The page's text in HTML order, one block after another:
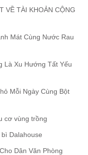
VỀ TÀI KHOẢN CỘNG
Mát Cùng Nước Rau
Là Xu Hướng Tất Yếu
Mỗi Ngày Cùng Bột
cơ vùng trồng
Dalahouse
Dân Văn Phòng